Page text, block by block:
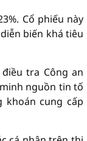
Cổ phiếu này
biến khá tiêu
tra Công an
nguồn tin tố
cung cấp